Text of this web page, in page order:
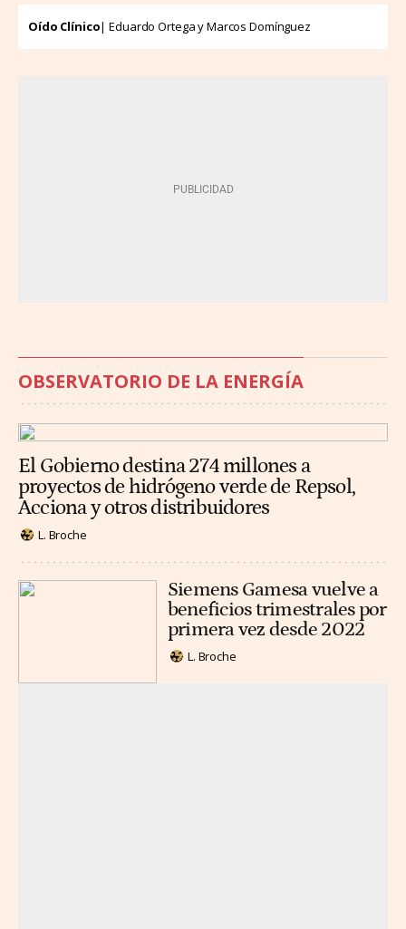
Oído Clínico| Eduardo Ortega y Marcos Domínguez
OBSERVATORIO DE LA ENERGÍA
El Gobierno destina 274 millones a
proyectos de hidrógeno verde de Repsol,
Acciona y otros distribuidores
L. Broche
Siemens Gamesa vuelve a
beneficios trimestrales por
primera vez desde 2022
L. Broche